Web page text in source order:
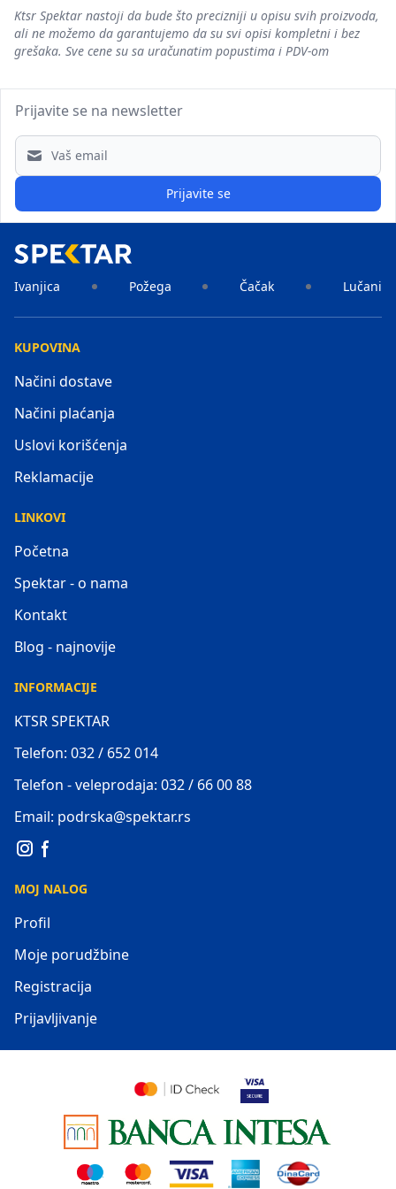
Ktsr Spektar nastoji da bude što precizniji u opisu svih proizvoda,
ali ne možemo da garantujemo da su svi opisi kompletni i bez
grešaka. Sve cene su sa uračunatim popustima i PDV-om
Prijavite se na newsletter
Email address
Prijavite se
Ivanjica Požega Čačak Lučani
KUPOVINA
Načini dostave
Načini plaćanja
Uslovi korišćenja
Reklamacije
LINKOVI
Početna
Spektar - o nama
Kontakt
Blog - najnovije
INFORMACIJE
KTSR SPEKTAR
Telefon: 032 / 652 014
Telefon - veleprodaja: 032 / 66 00 88
Email: podrska@spektar.rs
MOJ NALOG
Profil
Moje porudžbine
Registracija
Prijavljivanje